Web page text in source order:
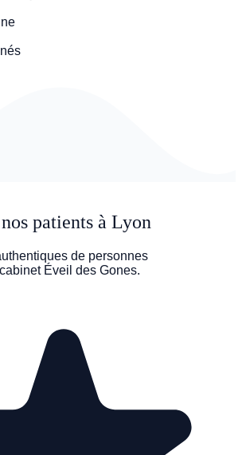
patients à Lyon
de personnes
Éveil des Gones.